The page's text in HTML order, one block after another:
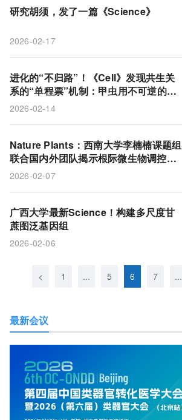
研究胡须，发了一篇《Science》
2026-02-17
进化的“不归路”！《Cell》发现共生关
系的“单程票”机制：甲虫用不可逆的转
录沉默换取蚁群准入，陷入永续依赖的
2026-02-14
Nature Plants：西南大学李楠楠课题组
联合国内外团队揭示根际微生物调控油
菜氮素高效率利用的作用机制
2026-02-07
广西大学最新Science！构建多尺度甘
蔗图泛基因组
2026-02-06
< 1 ... 5 6 7 ...
最新会议